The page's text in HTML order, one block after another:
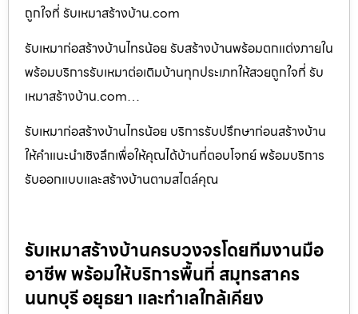
ถูกใจที่ รับเหมาสร้างบ้าน.com
รับเหมาก่อสร้างบ้านไทรน้อย รับสร้างบ้านพร้อมตกแต่งภายใน
พร้อมบริการรับเหมาต่อเติมบ้านทุกประเภทให้สวยถูกใจที่ รับ
เหมาสร้างบ้าน.com…
รับเหมาก่อสร้างบ้านไทรน้อย บริการรับปรึกษาก่อนสร้างบ้าน
ให้คำแนะนำเชิงลึกเพื่อให้คุณได้บ้านที่ตอบโจทย์ พร้อมบริการ
รับออกแบบและสร้างบ้านตามสไตล์คุณ
รับเหมาสร้างบ้านครบวงจรโดยทีมงานมือ
อาชีพ พร้อมให้บริการพื้นที่ สมุทรสาคร
นนทบุรี อยุธยา และทำเลใกล้เคียง